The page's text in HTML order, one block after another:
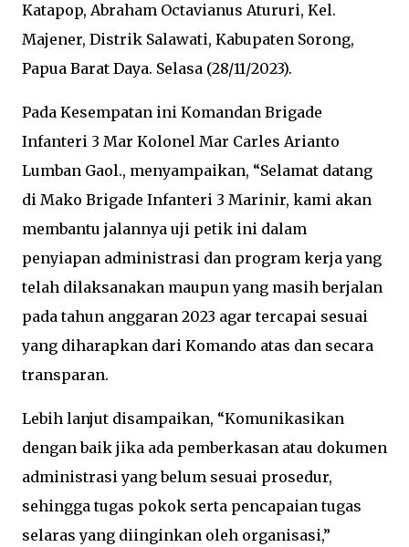
Katapop, Abraham Octavianus Atururi, Kel.
Majener, Distrik Salawati, Kabupaten Sorong,
Papua Barat Daya. Selasa (28/11/2023).
Pada Kesempatan ini Komandan Brigade
Infanteri 3 Mar Kolonel Mar Carles Arianto
Lumban Gaol., menyampaikan, “Selamat datang
di Mako Brigade Infanteri 3 Marinir, kami akan
membantu jalannya uji petik ini dalam
penyiapan administrasi dan program kerja yang
telah dilaksanakan maupun yang masih berjalan
pada tahun anggaran 2023 agar tercapai sesuai
yang diharapkan dari Komando atas dan secara
transparan.
Lebih lanjut disampaikan, “Komunikasikan
dengan baik jika ada pemberkasan atau dokumen
administrasi yang belum sesuai prosedur,
sehingga tugas pokok serta pencapaian tugas
selaras yang diinginkan oleh organisasi,”